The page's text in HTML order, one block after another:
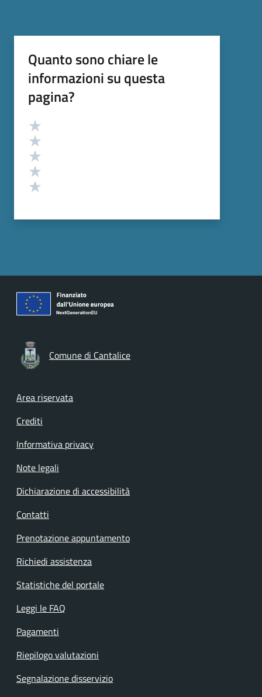
Quanto sono chiare le
informazioni su questa
pagina?
Valutazione
Comune di Cantalice
Footer menu
Area riservata
Crediti
Informativa privacy
Note legali
Dichiarazione di accessibilità
Contatti
Prenotazione appuntamento
Richiedi assistenza
Statistiche del portale
Leggi le FAQ
Pagamenti
Riepilogo valutazioni
Segnalazione disservizio